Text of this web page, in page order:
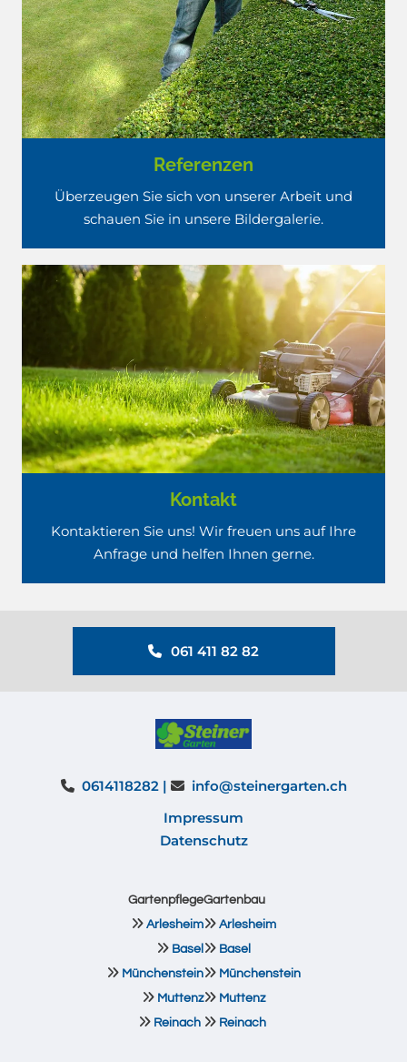
Referenzen
Überzeugen Sie sich von unserer Arbeit und
schauen Sie in unsere Bildergalerie.
Kontakt
Kontaktieren Sie uns! Wir freuen uns auf Ihre
Anfrage und helfen Ihnen gerne.
061 411 82 82
 0614118282 | 
info@steinergarten.ch
Impressum
Datenschutz
Gartenpflege
 Arlesheim
 Basel
 Münchenstein
 Muttenz
 Reinach
Gartenbau
 Arlesheim
 Basel
 Münchenstein
 Muttenz
 Reinach